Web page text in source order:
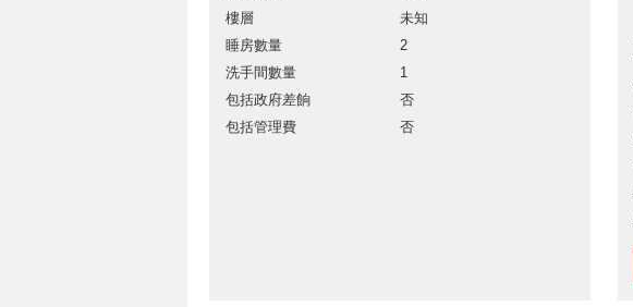
樓層
未知
睡房數量
2
洗手間數量
1
包括政府差餉
否
包括管理費
否